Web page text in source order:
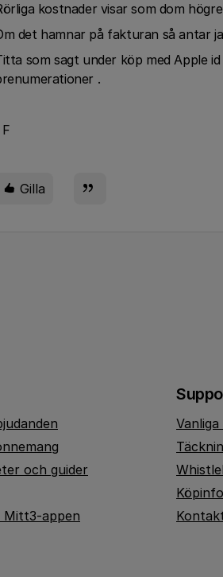
kostnader visar som dom
det hamnar på fakturan så antar
som sagt under köp med Apple
.
Gilla
och guider
Mitt3-appen